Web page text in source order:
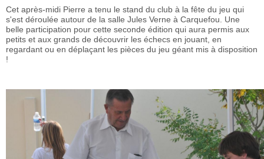
Cet après-midi Pierre a tenu le stand du club à la fête du jeu qui
s'est déroulée autour de la salle Jules Verne à Carquefou. Une
belle participation pour cette seconde édition qui aura permis aux
petits et aux grands de découvrir les échecs en jouant, en
regardant ou en déplaçant les pièces du jeu géant mis à disposition
!